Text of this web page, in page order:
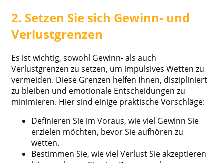
2. Setzen Sie sich Gewinn- und
Verlustgrenzen
Es ist wichtig, sowohl Gewinn- als auch
Verlustgrenzen zu setzen, um impulsives Wetten zu
vermeiden. Diese Grenzen helfen Ihnen, diszipliniert
zu bleiben und emotionale Entscheidungen zu
minimieren. Hier sind einige praktische Vorschläge:
Definieren Sie im Voraus, wie viel Gewinn Sie
erzielen möchten, bevor Sie aufhören zu
wetten.
Bestimmen Sie, wie viel Verlust Sie akzeptieren